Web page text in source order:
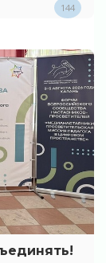
144